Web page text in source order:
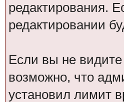
редактирования.
редактировании
Если вы не видите
возможно, что
установил лимит